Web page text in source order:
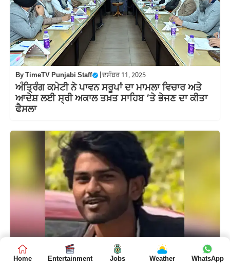
ByTimeTV Punjabi Staff ਦਸੰਬਰ 11, 2025
ਅੰਤ੍ਰਿੰਗ ਕਮੇਟੀ ਨੇ ਪਾਵਨ ਸਰੂਪਾਂ ਦਾ ਮਾਮਲਾ ਵਿਚਾਰ ਅਤੇ
ਆਦੇਸ਼ ਲਈ ਸ੍ਰੀ ਅਕਾਲ ਤਖ਼ਤ ਸਾਹਿਬ ’ਤੇ ਭੇਜਣ ਦਾ ਕੀਤਾ
ਫੈਸਲਾ
ByTimeTV Punjabi Staff ਦਸੰਬਰ 11, 2025
Home Entertainment Jobs Weather WhatsApp